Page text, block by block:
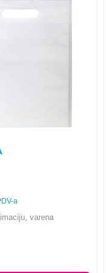
a
varena